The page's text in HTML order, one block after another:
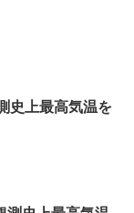
史上最高気温を